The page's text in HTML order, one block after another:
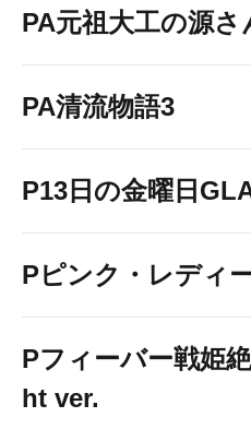
https://
PA元祖大工の源さ
PA清流物語3
P13日の金曜日
Pピンク・レディ
Pフィーバー戦姫
ht ver.